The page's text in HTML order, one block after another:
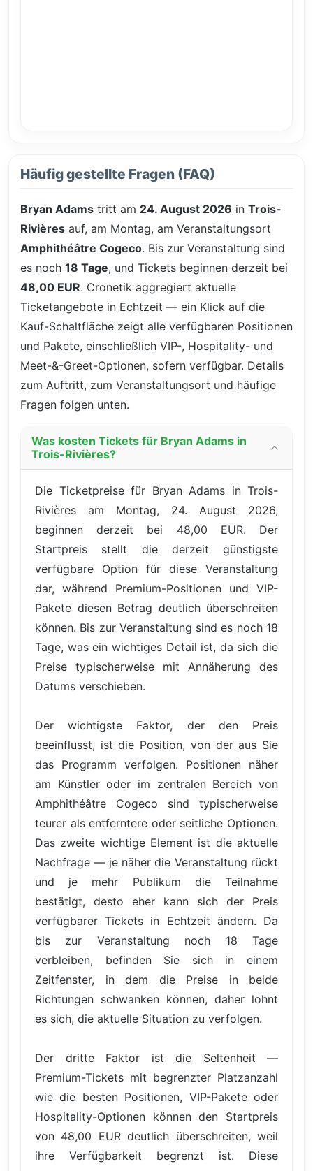
Häufig gestellte Fragen (FAQ)
Bryan Adams tritt am 24. August 2026 in Trois-
Rivières auf, am Montag, am Veranstaltungsort
Amphithéâtre Cogeco. Bis zur Veranstaltung sind
es noch 18 Tage, und Tickets beginnen derzeit bei
48,00 EUR. Cronetik aggregiert aktuelle
Ticketangebote in Echtzeit — ein Klick auf die
Kauf-Schaltfläche zeigt alle verfügbaren Positionen
und Pakete, einschließlich VIP-, Hospitality- und
Meet-&-Greet-Optionen, sofern verfügbar. Details
zum Auftritt, zum Veranstaltungsort und häufige
Fragen folgen unten.
Was kosten Tickets für Bryan Adams in
Trois-Rivières?
Die Ticketpreise für Bryan Adams in Trois-
Rivières am Montag, 24. August 2026,
beginnen derzeit bei 48,00 EUR. Der
Startpreis stellt die derzeit günstigste
verfügbare Option für diese Veranstaltung
dar, während Premium-Positionen und VIP-
Pakete diesen Betrag deutlich überschreiten
können. Bis zur Veranstaltung sind es noch 18
Tage, was ein wichtiges Detail ist, da sich die
Preise typischerweise mit Annäherung des
Datums verschieben.
Der wichtigste Faktor, der den Preis
beeinflusst, ist die Position, von der aus Sie
das Programm verfolgen. Positionen näher
am Künstler oder im zentralen Bereich von
Amphithéâtre Cogeco sind typischerweise
teurer als entferntere oder seitliche Optionen.
Das zweite wichtige Element ist die aktuelle
Nachfrage — je näher die Veranstaltung rückt
und je mehr Publikum die Teilnahme
bestätigt, desto eher kann sich der Preis
verfügbarer Tickets in Echtzeit ändern. Da
bis zur Veranstaltung noch 18 Tage
verbleiben, befinden Sie sich in einem
Zeitfenster, in dem die Preise in beide
Richtungen schwanken können, daher lohnt
es sich, die aktuelle Situation zu verfolgen.
Der dritte Faktor ist die Seltenheit —
Premium-Tickets mit begrenzter Platzanzahl
wie die besten Positionen, VIP-Pakete oder
Hospitality-Optionen können den Startpreis
von 48,00 EUR deutlich überschreiten, weil
ihre Verfügbarkeit begrenzt ist. Diese